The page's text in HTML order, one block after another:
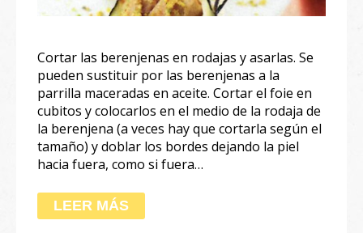
Cortar las berenjenas en rodajas y asarlas. Se
pueden sustituir por las berenjenas a la
parrilla maceradas en aceite. Cortar el foie en
cubitos y colocarlos en el medio de la rodaja de
la berenjena (a veces hay que cortarla según el
tamaño) y doblar los bordes dejando la piel
hacia fuera, como si fuera…
LEER MÁS